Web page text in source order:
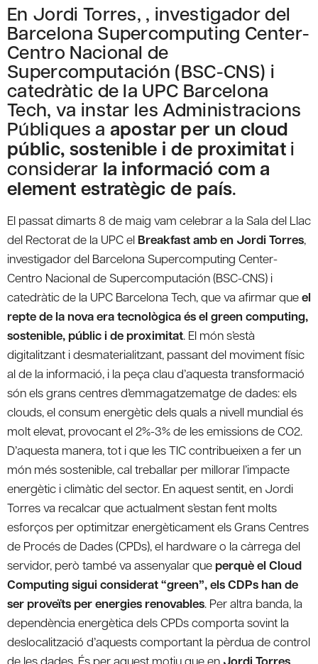
En Jordi Torres, , investigador del
Barcelona Supercomputing Center-
Centro Nacional de
Supercomputación (BSC-CNS) i
catedràtic de la UPC Barcelona
Tech, va instar les Administracions
Públiques a apostar per un cloud
públic, sostenible i de proximitati
considerar la informació com a
element estratègic de país.
El passat dimarts 8 de maig vam celebrar a la Sala del Llac
del Rectorat de la UPC el Breakfast amb en Jordi Torres,
investigador del Barcelona Supercomputing Center-
Centro Nacional de Supercomputación (BSC-CNS) i
catedràtic de la UPC Barcelona Tech, que va afirmar queel
repte de la nova era tecnològica és el green computing,
sostenible, públic i de proximitat. El món s’està
digitalitzant i desmaterialitzant, passant del moviment físic
al de la informació, i la peça clau d’aquesta transformació
són els grans centres d’emmagatzematge de dades: els
clouds, el consum energètic dels quals a nivell mundial és
molt elevat, provocant el 2%-3% de les emissions de CO2.
D’aquesta manera, tot i que les TIC contribueixen a fer un
món més sostenible, cal treballar per millorar l’impacte
energètic i climàtic del sector. En aquest sentit, en Jordi
Torres va recalcar que actualment s’estan fent molts
esforços per optimitzar energèticament els Grans Centres
de Procés de Dades (CPDs), el hardware o la càrrega del
servidor, però també va assenyalar que perquè el Cloud
Computing sigui considerat “green”, els CDPs han de
ser proveïts per energies renovables. Per altra banda, la
dependència energètica dels CPDs comporta sovint la
deslocalització d’aquests comportant la pèrdua de control
de les dades. És per aquest motiu que en